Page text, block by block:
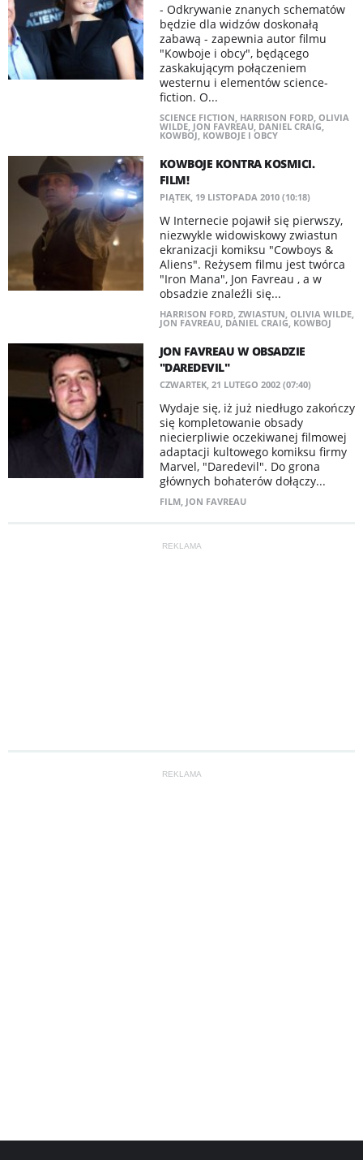
- Odkrywanie znanych schematów
będzie dla widzów doskonałą
zabawą - zapewnia autor filmu
"Kowboje i obcy", będącego
zaskakującym połączeniem
westernu i elementów science-
fiction. O...
SCIENCE FICTION HARRISON FORD, OLIVIA
WILDE, JON FAVREAU, DANIEL CRAIG
KOWBOJ KOWBOJE I OBCY
KOWBOJE KONTRA KOSMICI.
FILM!
PIĄTEK, 19 LISTOPADA 2010 (10:18)
W Internecie pojawił się pierwszy,
niezwykle widowiskowy zwiastun
ekranizacji komiksu "Cowboys &
Aliens". Reżysem filmu jest twórca
"Iron Mana", Jon Favreau , a w
obsadzie znaleźli się...
HARRISON FORD, ZWIASTUN OLIVIA WILDE,
JON FAVREAU, DANIEL CRAIG KOWBOJ
JON FAVREAU W OBSADZIE
"DAREDEVIL"
CZWARTEK, 21 LUTEGO 2002 (07:40)
Wydaje się, iż już niedługo zakończy
się kompletowanie obsady
niecierpliwie oczekiwanej filmowej
adaptacji kultowego komiksu firmy
Marvel, "Daredevil". Do grona
głównych bohaterów dołączy...
FILM, JON FAVREAU
REKLAMA
REKLAMA